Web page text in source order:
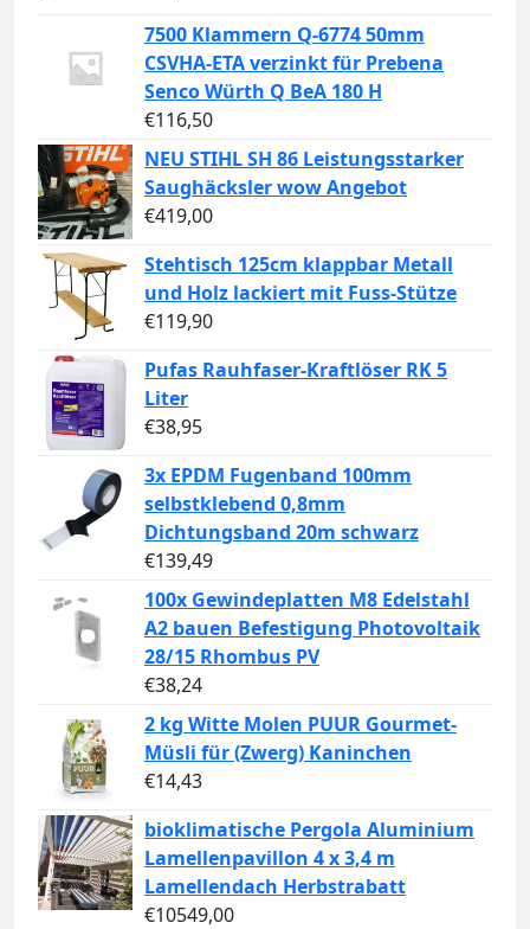
7500 Klammern Q-6774 50mm
CSVHA-ETA verzinkt für Prebena
Senco Würth Q BeA 180 H
€116,50
NEU STIHL SH 86 Leistungsstarker
Saughäcksler wow Angebot
€419,00
Stehtisch 125cm klappbar Metall
und Holz lackiert mit Fuss-Stütze
€119,90
Pufas Rauhfaser-Kraftlöser RK 5
Liter
€38,95
3x EPDM Fugenband 100mm
selbstklebend 0,8mm
Dichtungsband 20m schwarz
€139,49
100x Gewindeplatten M8 Edelstahl
A2 bauen Befestigung Photovoltaik
28/15 Rhombus PV
€38,24
2 kg Witte Molen PUUR Gourmet-
Müsli für (Zwerg) Kaninchen
€14,43
bioklimatische Pergola Aluminium
Lamellenpavillon 4 x 3,4 m
Lamellendach Herbstrabatt
€10549,00